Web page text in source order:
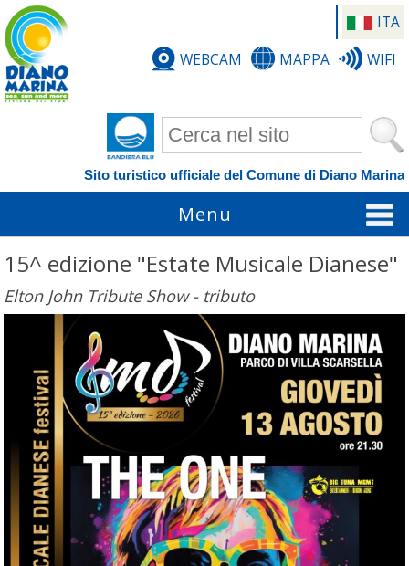
ITA
WEBCAM
MAPPA WIFI
Form di ricerca
Sito turistico ufficiale del Comune di Diano Marina
Menu
15^ edizione "Estate Musicale Dianese"
Elton John Tribute Show - tributo